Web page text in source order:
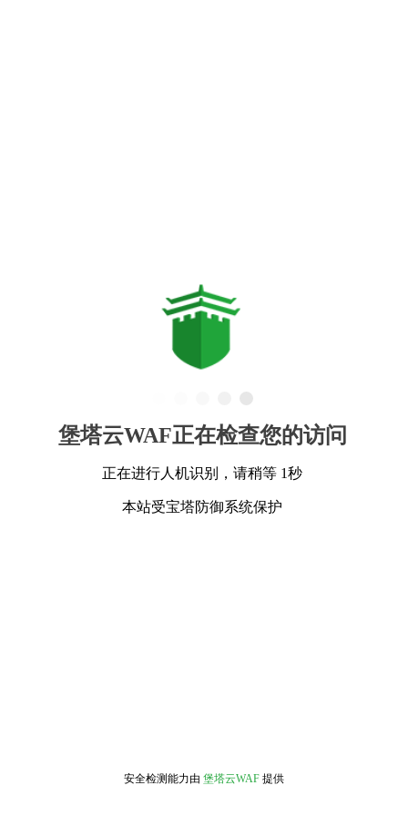
堡塔云WAF正在检查您的访问
正在进行人机识别，请稍等 1秒
本站受宝塔防御系统保护
安全检测能力由 堡塔云WAF 提供